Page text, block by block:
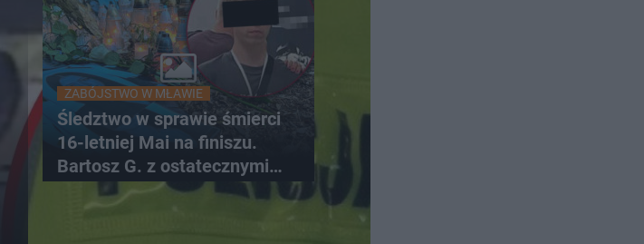
ZABÓJSTWO W MŁAWIE
Śledztwo w sprawie śmierci
16-letniej Mai na finiszu.
Bartosz G. z ostatecznymi
zarzutami